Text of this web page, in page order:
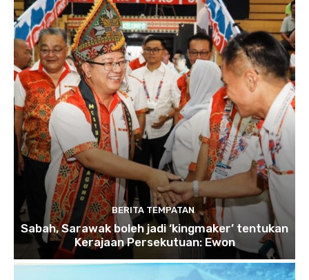
BERITA TEMPATAN
Sabah, Sarawak boleh jadi ‘kingmaker’ tentukan
Kerajaan Persekutuan: Ewon